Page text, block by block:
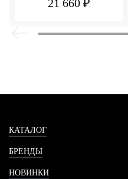
21 660 ₽
КАТАЛОГ
БРЕНДЫ
НОВИНКИ